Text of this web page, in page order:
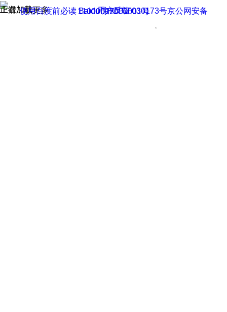
正在加载
上滑加载更多 用户反馈
使用百度前必读 Baidu 京ICP证030173号
京公网安备11000002000001号